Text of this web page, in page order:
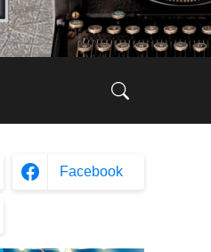
Facebook